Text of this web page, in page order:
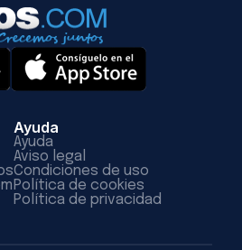
Ayuda
Ayuda
Aviso legal
Condiciones de uso
Política de cookies
Política de privacidad